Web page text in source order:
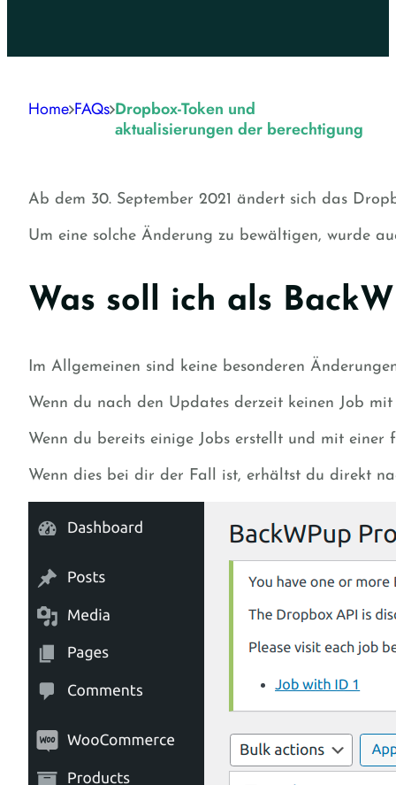
Home FAQs Dropbox-Token und
aktualisierungen der berechtigung
Ab dem 30. September 2021 ändert sich das
Um eine solche Änderung zu bewältigen, wurde
Was soll ich als
Im Allgemeinen sind keine besonderen
Wenn du nach den Updates derzeit keinen Job
Wenn du bereits einige Jobs erstellt und mit einer
Wenn dies bei dir der Fall ist, erhältst du direkt